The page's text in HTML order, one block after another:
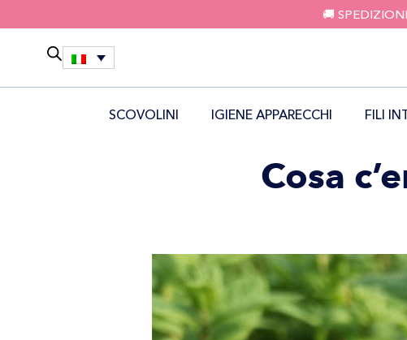
🚚
SCOVOLINI IGIENE APPARECCHI FILI
Cosa